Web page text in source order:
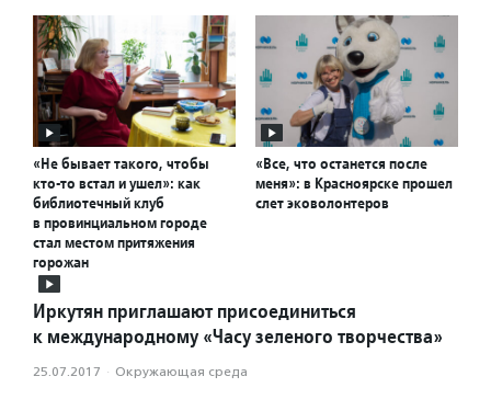
«Не бывает такого, чтобы
кто-то встал и ушел»: как
библиотечный клуб
в провинциальном городе
стал местом притяжения
горожан
«Все, что останется после
меня»: в Красноярске прошел
слет эковолонтеров
Иркутян приглашают присоединиться
к международному «Часу зеленого творчества»
25.07.2017 · Окружающая среда